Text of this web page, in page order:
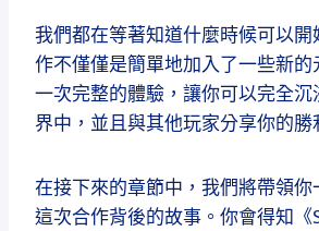
我們都在等著知道什麼時候可以
作不僅僅是簡單地加入了一些新
一次完整的體驗，讓你可以完全
界中，並且與其他玩家分享你的勝
在接下來的章節中，我們將帶領
這次合作背後的故事。你會得知《